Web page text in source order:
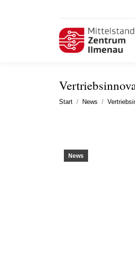
Sie befinden sich hier:
Start News
News